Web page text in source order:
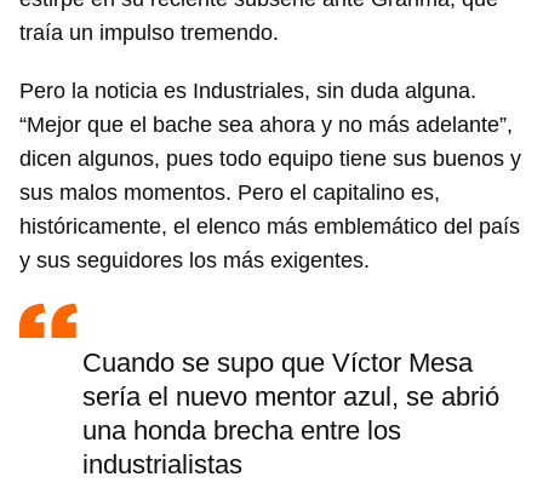
traía un impulso tremendo.
Pero la noticia es Industriales, sin duda alguna.
“Mejor que el bache sea ahora y no más adelante”,
dicen algunos, pues todo equipo tiene sus buenos y
sus malos momentos. Pero el capitalino es,
históricamente, el elenco más emblemático del país
y sus seguidores los más exigentes.
Cuando se supo que Víctor Mesa
sería el nuevo mentor azul, se abrió
una honda brecha entre los
industrialistas